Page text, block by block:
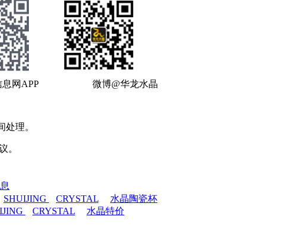
APP 微博@华龙水晶
理。
。
SHUIJING CRYSTAL
水晶陶瓷杯
CRYSTAL 水晶特价